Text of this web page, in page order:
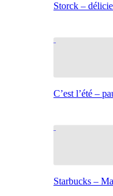
Storck –
C’est l’été –
Starbucks –